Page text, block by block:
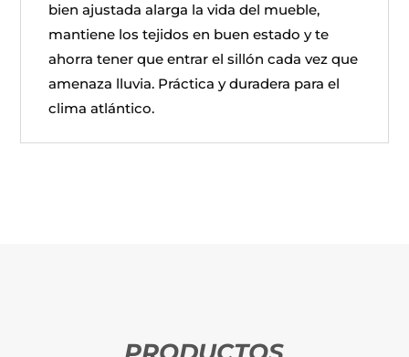
bien ajustada alarga la vida del mueble,
mantiene los tejidos en buen estado y te
ahorra tener que entrar el sillón cada vez que
amenaza lluvia. Práctica y duradera para el
clima atlántico.